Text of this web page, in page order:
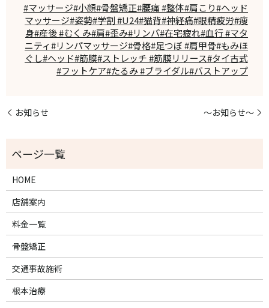
#マッサージ#小顔#骨盤矯正#腰痛 #整体#肩こり#ヘッド
マッサージ#姿勢#学割 #U24#猫背#神経痛#眼精疲労#痩
身#産後 #むくみ#肩#歪み#リンパ#在宅疲れ#血行 #マタ
ニティ#リンパマッサージ#骨格#足つぼ #肩甲骨#もみほ
ぐし#ヘッド#筋膜#ストレッチ #筋膜リリース#タイ古式
#フットケア#たるみ #ブライダル#バストアップ
お知らせ ～お知らせ～
HOME
店舗案内
料金一覧
骨盤矯正
交通事故施術
根本治療